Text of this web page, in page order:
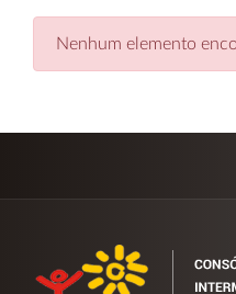
Nenhum elemento